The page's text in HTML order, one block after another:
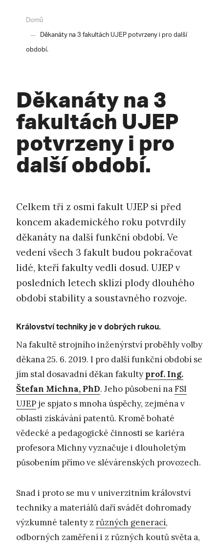
Domů
Děkanáty na 3 fakultách UJEP potvrzeny i pro další
období.
Děkanáty na 3
fakultách UJEP
potvrzeny i pro
další období.
Celkem tři z osmi fakult UJEP si před
koncem akademického roku potvrdily
děkanáty na další funkční období. Ve
vedení všech 3 fakult budou pokračovat
lidé, kteří fakulty vedli dosud. UJEP v
posledních letech sklízí plody dlouhého
období stability a soustavného rozvoje.
Království techniky je v dobrých rukou.
Na fakultě strojního inženýrství proběhly volby
děkana 25. 6. 2019. I pro další funkční období se
jím stal dosavadní děkan fakulty prof. Ing.
Štefan Michna, PhD. Jeho působení naFSI
UJEP je spjato s mnoha úspěchy, zejména v
oblasti získávání patentů. Kromě bohaté
vědecké a pedagogické činnosti se kariéra
profesora Michny vyznačuje i dlouholetým
působením přímo ve slévárenských provozech.
Snad i proto se mu v univerzitním království
techniky a materiálů daří svádět dohromady
výzkumné talenty z různých generací,
odborných zaměření i z různých koutů světa a,